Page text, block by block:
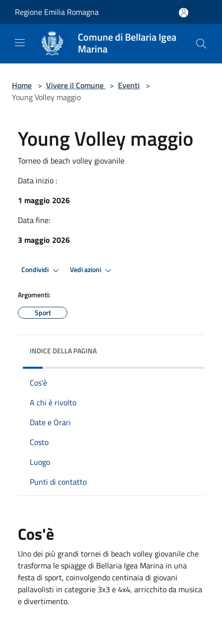
Regione Emilia Romagna
Comune di Bellaria Igea
Marina
Home > Vivere il Comune > Eventi >
Young Volley maggio
Young Volley maggio
Torneo di beach volley giovanile
Data inizio :
1 maggio 2026
Data fine:
3 maggio 2026
Condividi Vedi azioni
Argomenti:
Sport
INDICE DELLA PAGINA
Cos'è
A chi è rivolto
Date e Orari
Costo
Luogo
Punti di contatto
Cos'è
Uno dei più grandi tornei di beach volley giovanile che
trasforma le spiagge di Bellaria Igea Marina in una
festa di sport, coinvolgendo centinaia di giovani
pallavolisti in categorie 3x3 e 4x4, arricchito da musica
e divertimento.